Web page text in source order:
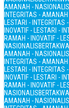
AMANAH - NASIONALIS
INTEGRITAS -
LESTARI -
INOVATIF - LESTARI -
RAMAH - INOVATIF -
NASIONALIS
AMANAH - NASIONALIS
INTEGRITAS -
LESTARI -
INOVATIF - LESTARI -
RAMAH - INOVATIF -
NASIONALIS
AMANAH - NASIONALIS